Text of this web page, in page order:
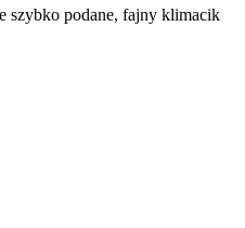
szybko podane, fajny klimacik